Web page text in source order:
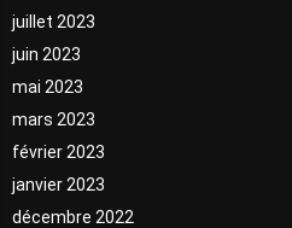
juillet 2023
juin 2023
mai 2023
mars 2023
février 2023
janvier 2023
décembre 2022